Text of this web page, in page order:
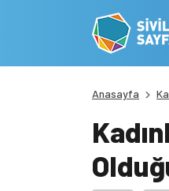
Anasayfa